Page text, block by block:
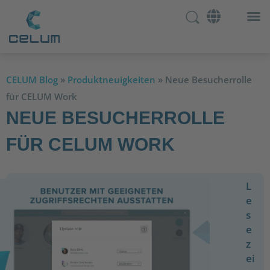
CELUM Blog » Produktneuigkeiten » Neue Besucherrolle
für CELUM Work
NEUE BESUCHERROLLE
FÜR CELUM WORK
L
e
s
e
z
ei